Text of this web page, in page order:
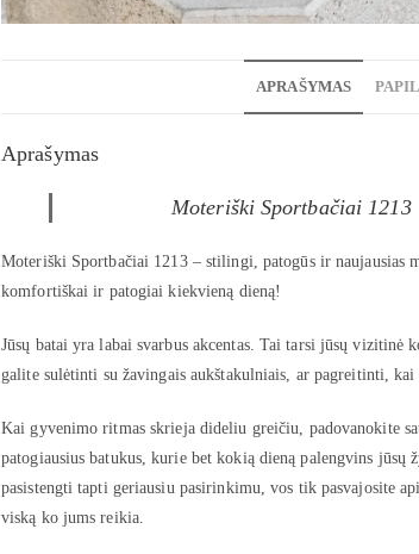
APRAŠYMAS
Aprašymas
Moteriški Sportbačiai 1213
Moteriški Sportbačiai 1213 – stilingi, patogūs ir naujausias
komfortiškai ir patogiai kiekvieną dieną!
Jūsų batai yra labai svarbus akcentas. Tai tarsi jūsų
galite sulėtinti su žavingais aukštakulniais, ar pagreitinti,
Kai gyvenimo ritmas skrieja dideliu greičiu, padovanokite
patogiausius batukus, kurie bet kokią dieną palengvins
pasistengti tapti geriausiu pasirinkimu, vos tik pasvajosite
viską ko jums reikia.